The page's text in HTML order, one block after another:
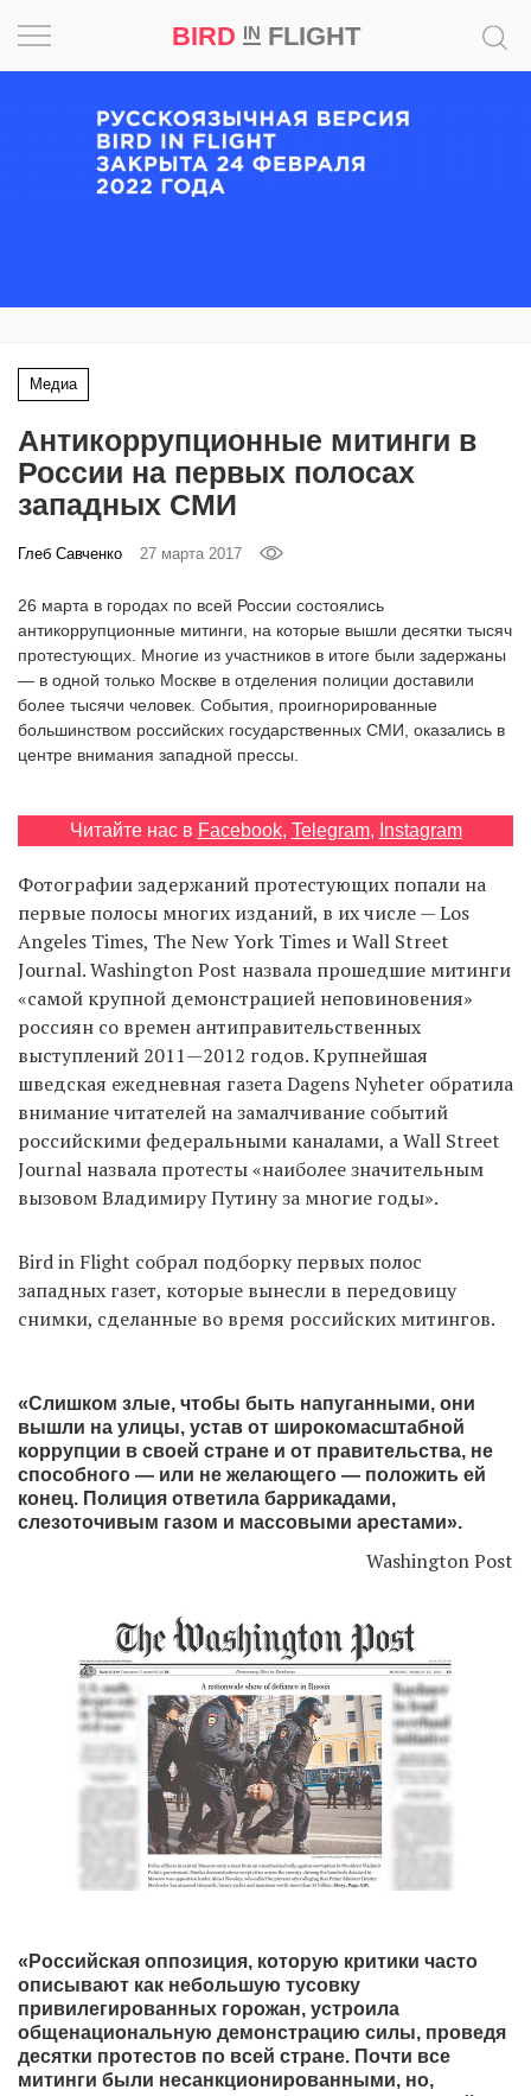
BIRD INFLIGHT
EN
UA
Медиа
Антикоррупционные митинги в
России на первых полосах
западных СМИ
Глеб Савченко 27 марта 2017
26 марта в городах по всей России состоялись
антикоррупционные митинги, на которые вышли десятки тысяч
протестующих. Многие из участников в итоге были задержаны
— в одной только Москве в отделения полиции доставили
более тысячи человек. События, проигнорированные
большинством российских государственных СМИ, оказались в
центре внимания западной прессы.
Читайте нас в Facebook, Telegram, Instagram
Фотографии задержаний протестующих попали на
первые полосы многих изданий, в их числе — Los
Angeles Times, The New York Times и Wall Street
Journal. Washington Post назвала прошедшие митинги
«самой крупной демонстрацией неповиновения»
россиян со времен антиправительственных
выступлений 2011—2012 годов. Крупнейшая
шведская ежедневная газета Dagens Nyheter обратила
внимание читателей на замалчивание событий
российскими федеральными каналами, а Wall Street
Journal назвала протесты «наиболее значительным
вызовом Владимиру Путину за многие годы».
Bird in Flight собрал подборку первых полос
западных газет, которые вынесли в передовицу
снимки, сделанные во время российских митингов.
«Слишком злые, чтобы быть напуганными, они
вышли на улицы, устав от широкомасштабной
коррупции в своей стране и от правительства, не
способного — или не желающего — положить ей
конец. Полиция ответила баррикадами,
слезоточивым газом и массовыми арестами».
Washington Post
«Российская оппозиция, которую критики часто
описывают как небольшую тусовку
привилегированных горожан, устроила
общенациональную демонстрацию силы, проведя
десятки протестов по всей стране. Почти все
митинги были несанкционированными, но,